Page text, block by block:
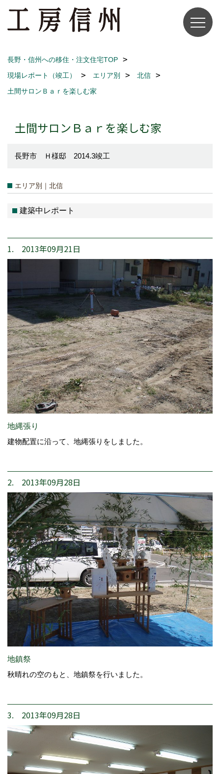
長野・信州への移住・注文住宅TOP
現場レポート（竣工）
エリア別
北信
土間サロンＢａｒを楽しむ家
土間サロンＢａｒを楽しむ家
長野市 Ｈ様邸 2014.3竣工
エリア別｜北信
建築中レポート
1. 2013年09月21日
地縄張り
建物配置に沿って、地縄張りをしました。
2. 2013年09月28日
地鎮祭
秋晴れの空のもと、地鎮祭を行いました。
3. 2013年09月28日